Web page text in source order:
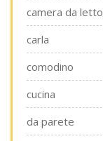
camera da letto
carla
comodino
cucina
da parete